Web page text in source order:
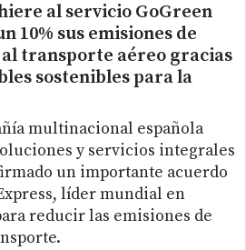
al servicio GoGreen
10% sus emisiones de
transporte aéreo gracias
sostenibles para la
multinacional española
y servicios integrales
un importante acuerdo
líder mundial en
reducir las emisiones de